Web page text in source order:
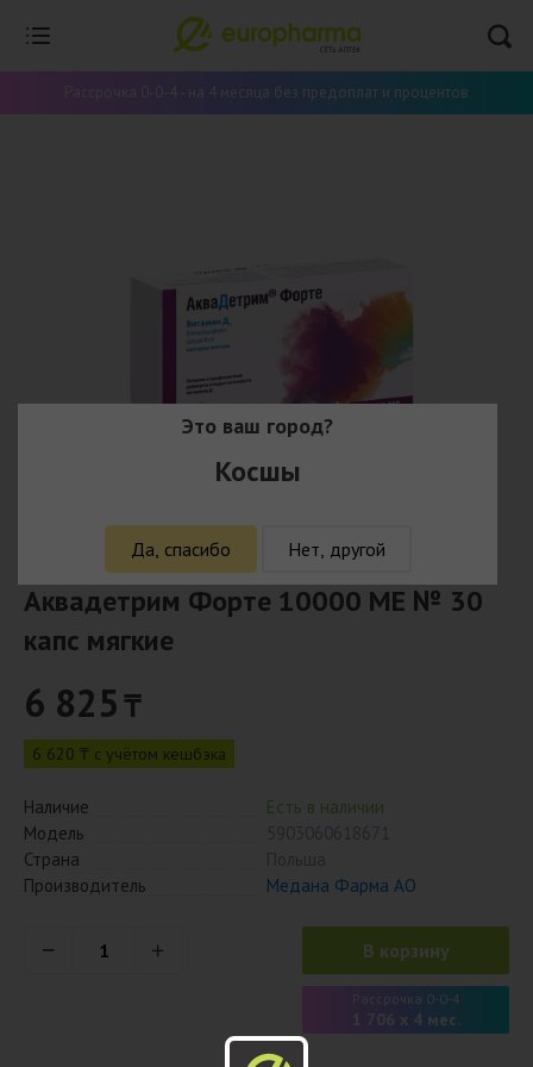
Рассрочка 0-0-4 - на 4 месяца без предоплат и процентов
Аквадетрим Форте 10000 МЕ № 30
капс мягкие
6 825 ₸
6 620 ₸ с учётом кешбэка
Наличие
Есть в наличии
Модель
Страна
Производитель
Медана Фарма АО
В корзину
Рассрочка 0-0-4
1 706 x 4 мес.
Это ваш город?
Косшы
Да, спасибо Нет, другой